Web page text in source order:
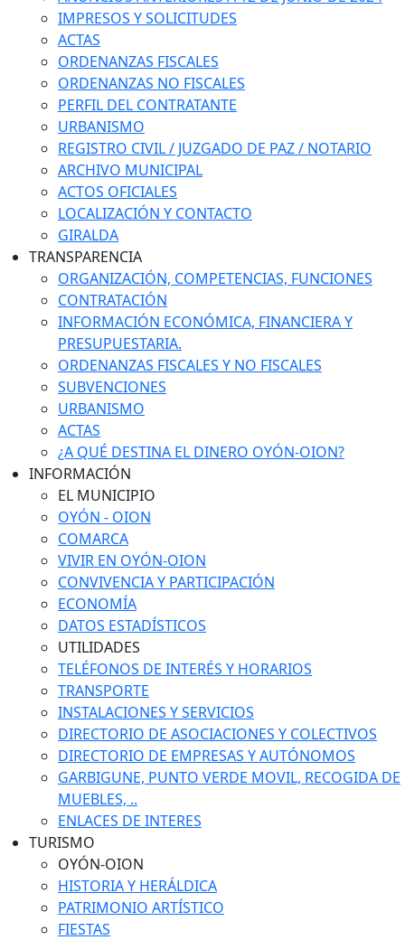
IMPRESOS Y SOLICITUDES
ACTAS
ORDENANZAS FISCALES
ORDENANZAS NO FISCALES
PERFIL DEL CONTRATANTE
URBANISMO
REGISTRO CIVIL / JUZGADO DE PAZ / NOTARIO
ARCHIVO MUNICIPAL
ACTOS OFICIALES
LOCALIZACIÓN Y CONTACTO
GIRALDA
TRANSPARENCIA
ORGANIZACIÓN, COMPETENCIAS, FUNCIONES
CONTRATACIÓN
INFORMACIÓN ECONÓMICA, FINANCIERA Y
PRESUPUESTARIA.
ORDENANZAS FISCALES Y NO FISCALES
SUBVENCIONES
URBANISMO
ACTAS
¿A QUÉ DESTINA EL DINERO OYÓN-OION?
INFORMACIÓN
EL MUNICIPIO
OYÓN - OION
COMARCA
VIVIR EN OYÓN-OION
CONVIVENCIA Y PARTICIPACIÓN
ECONOMÍA
DATOS ESTADÍSTICOS
UTILIDADES
TELÉFONOS DE INTERÉS Y HORARIOS
TRANSPORTE
INSTALACIONES Y SERVICIOS
DIRECTORIO DE ASOCIACIONES Y COLECTIVOS
DIRECTORIO DE EMPRESAS Y AUTÓNOMOS
GARBIGUNE, PUNTO VERDE MOVIL, RECOGIDA DE
MUEBLES, ..
ENLACES DE INTERES
TURISMO
OYÓN-OION
HISTORIA Y HERÁLDICA
PATRIMONIO ARTÍSTICO
FIESTAS